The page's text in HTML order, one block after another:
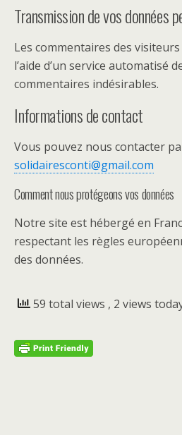
Transmission de vos données
Les commentaires des
l’aide d’un service automatisé
commentaires indésirables.
Informations de contact
Vous pouvez nous contacter
solidairesconti@gmail.com
Comment nous protégeons vos données
Notre site est hébergé en
respectant les règles
des données.
59 total views , 2 views